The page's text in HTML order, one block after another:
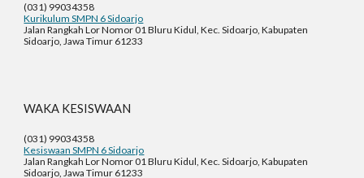
(031) 99034358
Kurikulum SMPN 6 Sidoarjo
Jalan Rangkah Lor Nomor 01 Bluru Kidul, Kec. Sidoarjo, Kabupaten
Sidoarjo, Jawa Timur 61233
WAKA KESISWAAN
(031) 99034358
Kesiswaan SMPN 6 Sidoarjo
Jalan Rangkah Lor Nomor 01 Bluru Kidul, Kec. Sidoarjo, Kabupaten
Sidoarjo, Jawa Timur 61233